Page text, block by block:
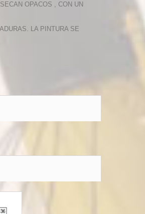
OPACOS , CON UN
LA PINTURA SE